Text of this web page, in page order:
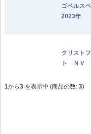
ゴベルス
2023年
クリスト
ト ＮＶ
1から3 を表示中 (商品の数: 3)